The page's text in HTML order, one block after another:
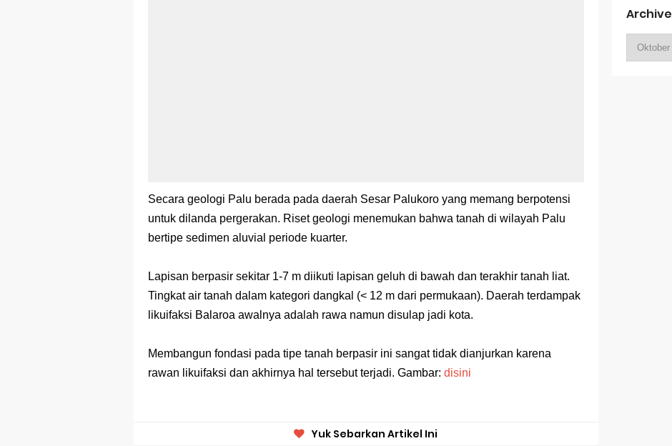
Secara geologi Palu berada pada daerah Sesar Palukoro yang memang berpotensi
untuk dilanda pergerakan. Riset geologi menemukan bahwa tanah di wilayah Palu
bertipe sedimen aluvial periode kuarter.
Lapisan berpasir sekitar 1-7 m diikuti lapisan geluh di bawah dan terakhir tanah liat.
Tingkat air tanah dalam kategori dangkal (< 12 m dari permukaan). Daerah terdampak
likuifaksi Balaroa awalnya adalah rawa namun disulap jadi kota.
Membangun fondasi pada tipe tanah berpasir ini sangat tidak dianjurkan karena
rawan likuifaksi dan akhirnya hal tersebut terjadi. Gambar: disini
Yuk Sebarkan Artikel Ini
Archive